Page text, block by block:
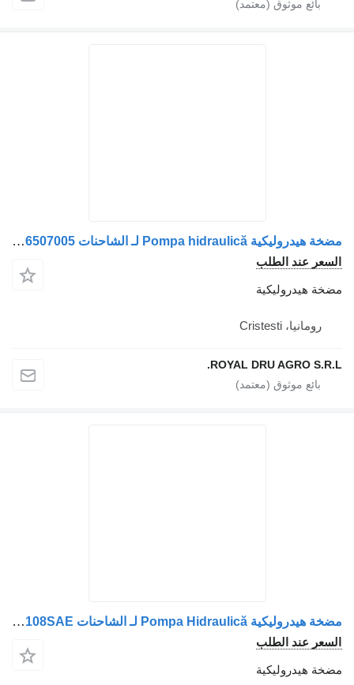
مضخة هيدروليكية Pompa hidraulică لـ الشاحنات MAN 51066507005
السعر عند الطلب
مضخة هيدروليكية
رومانيا، Cristesti
ROYAL DRU AGRO S.R.L.
مضخة هيدروليكية Pompa Hidraulică لـ الشاحنات MAN SCP012-108SAE
السعر عند الطلب
مضخة هيدروليكية